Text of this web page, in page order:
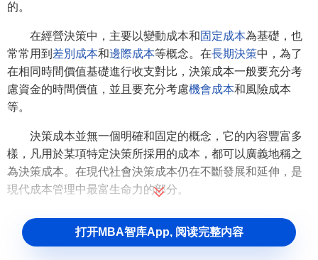
的。
在經營決策中，主要以變動成本和固定成本為基礎，也
常常用到 差別成本和邊際成本等概念。在長期決策中，為了
在相同時間價值基礎進行收支對比，決策成本一般要充分考
慮資金的時間價值，並且要充分考慮機會成本和風險成本
等。
決策成本並無一個明確和固定的概念，它的內容豐富多
樣，凡用於某項特定決策所採用的成本，都可以廣義地稱之
為決策成本。在現代社會決策成本仍在不斷發展和延伸，是
現代成本管理中最富生命力的部分。
打开MBA智库App, 阅读完整内容